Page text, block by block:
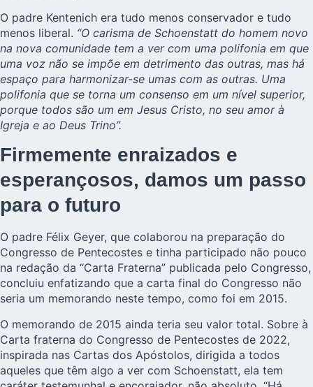
O padre Kentenich era tudo menos conservador e tudo
menos liberal. “O carisma de Schoenstatt do homem novo
na nova comunidade tem a ver com uma polifonia em que
uma voz não se impõe em detrimento das outras, mas há
espaço para harmonizar-se umas com as outras. Uma
polifonia que se torna um consenso em um nível superior,
porque todos são um em Jesus Cristo, no seu amor à
Igreja e ao Deus Trino”.
Firmemente enraizados e
esperançosos, damos um passo
para o futuro
O padre Félix Geyer, que colaborou na preparação do
Congresso de Pentecostes e tinha participado não pouco
na redação da “Carta Fraterna” publicada pelo Congresso,
concluiu enfatizando que a carta final do Congresso não
seria um memorando neste tempo, como foi em 2015.
O memorando de 2015 ainda teria seu valor total. Sobre à
Carta fraterna do Congresso de Pentecostes de 2022,
inspirada nas Cartas dos Apóstolos, dirigida a todos
aqueles que têm algo a ver com Schoenstatt, ela tem